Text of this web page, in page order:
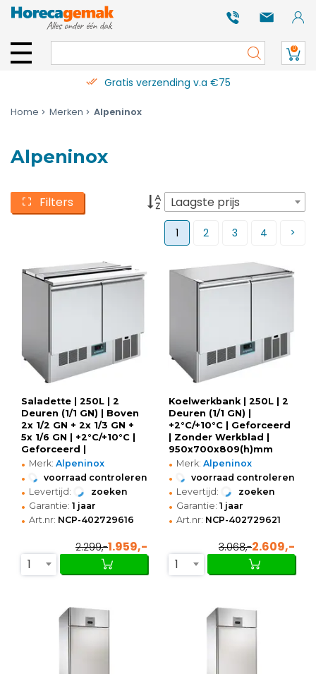
0
Gratis verzending v.a €75
Home Merken Alpeninox
Alpeninox
Filters Laagste prijs
1 2 3 4
Saladette | 250L | 2
Deuren (1/1 GN) | Boven
2x 1/2 GN + 2x 1/3 GN +
5x 1/6 GN | +2°C/+10°C |
Geforceerd |
Schuif-/Klapdeksel +
955x700x863(h)mm
• Merk: Alpeninox
• voorraad controleren
• Levertijd: zoeken
• Garantie: 1 jaar
• Art.nr: NCP-402729616
2.299,-1.959,-
1
Koelwerkbank | 250L | 2
Deuren (1/1 GN) |
+2°C/+10°C | Geforceerd
| Zonder Werkblad |
950x700x809(h)mm
• Merk: Alpeninox
• voorraad controleren
• Levertijd: zoeken
• Garantie: 1 jaar
• Art.nr: NCP-402729621
3.068,-2.609,-
1